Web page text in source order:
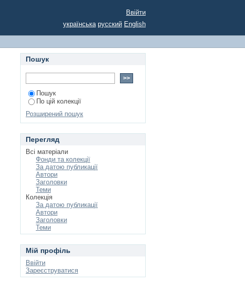
Ввійти
українська русский English
Пошук
Пошук
По цій колекції
Розширений пошук
Перегляд
Всі матеріали
Фонди та колекції
За датою публикації
Автори
Заголовки
Теми
Колекція
За датою публикації
Автори
Заголовки
Теми
Мій профіль
Ввійти
Зареєструватися